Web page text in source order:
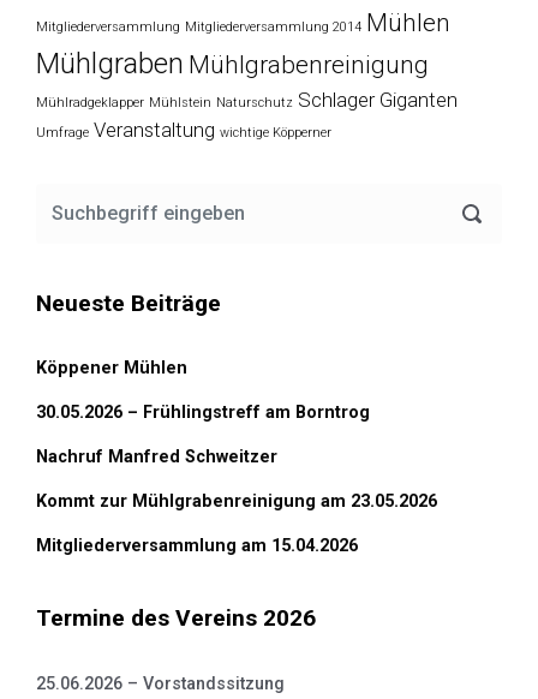
Mitgliederversammlung Mitgliederversammlung 2014 Mühlen
Mühlgraben Mühlgrabenreinigung
Mühlradgeklapper Mühlstein Naturschutz Schlager Giganten
Umfrage Veranstaltung wichtige Köpperner
Neueste Beiträge
Köppener Mühlen
30.05.2026 – Frühlingstreff am Borntrog
Nachruf Manfred Schweitzer
Kommt zur Mühlgrabenreinigung am 23.05.2026
Mitgliederversammlung am 15.04.2026
Termine des Vereins 2026
25.06.2026 – Vorstandssitzung